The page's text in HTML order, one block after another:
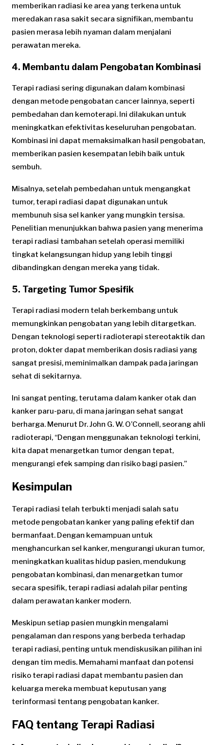
memberikan radiasi ke area yang terkena untuk
meredakan rasa sakit secara signifikan, membantu
pasien merasa lebih nyaman dalam menjalani
perawatan mereka.
4. Membantu dalam Pengobatan Kombinasi
Terapi radiasi sering digunakan dalam kombinasi
dengan metode pengobatan cancer lainnya, seperti
pembedahan dan kemoterapi. Ini dilakukan untuk
meningkatkan efektivitas keseluruhan pengobatan.
Kombinasi ini dapat memaksimalkan hasil pengobatan,
memberikan pasien kesempatan lebih baik untuk
sembuh.
Misalnya, setelah pembedahan untuk mengangkat
tumor, terapi radiasi dapat digunakan untuk
membunuh sisa sel kanker yang mungkin tersisa.
Penelitian menunjukkan bahwa pasien yang menerima
terapi radiasi tambahan setelah operasi memiliki
tingkat kelangsungan hidup yang lebih tinggi
dibandingkan dengan mereka yang tidak.
5. Targeting Tumor Spesifik
Terapi radiasi modern telah berkembang untuk
memungkinkan pengobatan yang lebih ditargetkan.
Dengan teknologi seperti radioterapi stereotaktik dan
proton, dokter dapat memberikan dosis radiasi yang
sangat presisi, meminimalkan dampak pada jaringan
sehat di sekitarnya.
Ini sangat penting, terutama dalam kanker otak dan
kanker paru-paru, di mana jaringan sehat sangat
berharga. Menurut Dr. John G. W. O’Connell, seorang ahli
radioterapi, “Dengan menggunakan teknologi terkini,
kita dapat menargetkan tumor dengan tepat,
mengurangi efek samping dan risiko bagi pasien.”
Kesimpulan
Terapi radiasi telah terbukti menjadi salah satu
metode pengobatan kanker yang paling efektif dan
bermanfaat. Dengan kemampuan untuk
menghancurkan sel kanker, mengurangi ukuran tumor,
meningkatkan kualitas hidup pasien, mendukung
pengobatan kombinasi, dan menargetkan tumor
secara spesifik, terapi radiasi adalah pilar penting
dalam perawatan kanker modern.
Meskipun setiap pasien mungkin mengalami
pengalaman dan respons yang berbeda terhadap
terapi radiasi, penting untuk mendiskusikan pilihan ini
dengan tim medis. Memahami manfaat dan potensi
risiko terapi radiasi dapat membantu pasien dan
keluarga mereka membuat keputusan yang
terinformasi tentang pengobatan kanker.
FAQ tentang Terapi Radiasi